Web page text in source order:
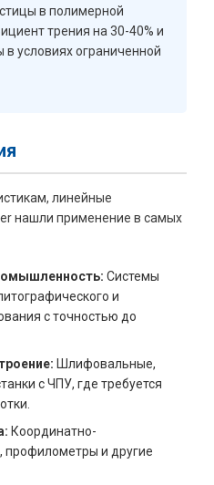
в полимерной
трения на 30-40% и
условиях ограниченной
линейные
нашли применение в самых
Системы
и
с точностью до
Шлифовальные,
с ЧПУ, где требуется
Координатно-
и другие